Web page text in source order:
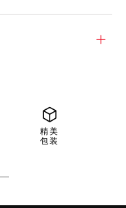
精美
包装